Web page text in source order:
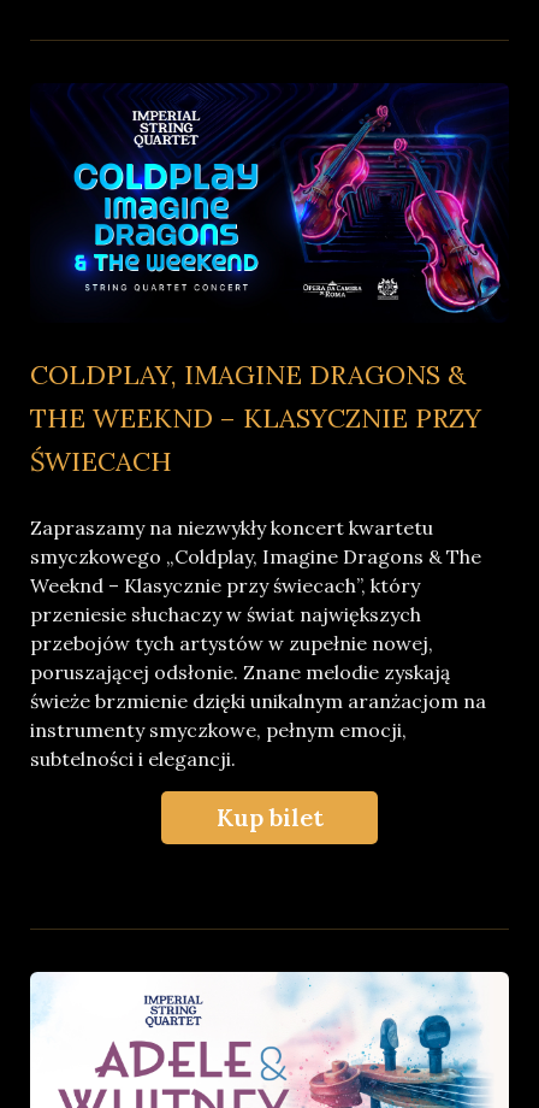
COLDPLAY, IMAGINE DRAGONS &
THE WEEKND – KLASYCZNIE PRZY
ŚWIECACH
Zapraszamy na niezwykły koncert kwartetu
smyczkowego „Coldplay, Imagine Dragons & The
Weeknd – Klasycznie przy świecach”, który
przeniesie słuchaczy w świat największych
przebojów tych artystów w zupełnie nowej,
poruszającej odsłonie. Znane melodie zyskają
świeże brzmienie dzięki unikalnym aranżacjom na
instrumenty smyczkowe, pełnym emocji,
subtelności i elegancji.
Kup bilet